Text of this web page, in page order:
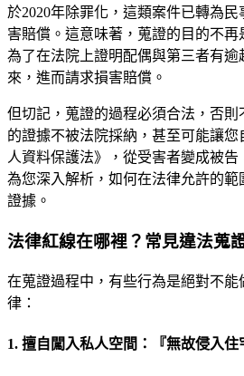
於2020年除罪化，這類案件已轉為
害賠償。這意味著，蒐證的目的不
為了在法院上證明配偶與第三者有
來，進而請求損害賠償。
但切記，蒐證的過程必須合法，否
的證據不被法院採納，甚至可能讓您
人資料保護法》，從受害者變成被告
為您深入解析，如何在法律允許的
證據。
法律紅線在哪裡？常見違法蒐
在蒐證過程中，有些行為是絕對不
律：
1. 擅自闖入私人空間：『無故侵入住